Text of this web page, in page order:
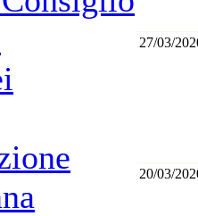
27/03/
20/03/